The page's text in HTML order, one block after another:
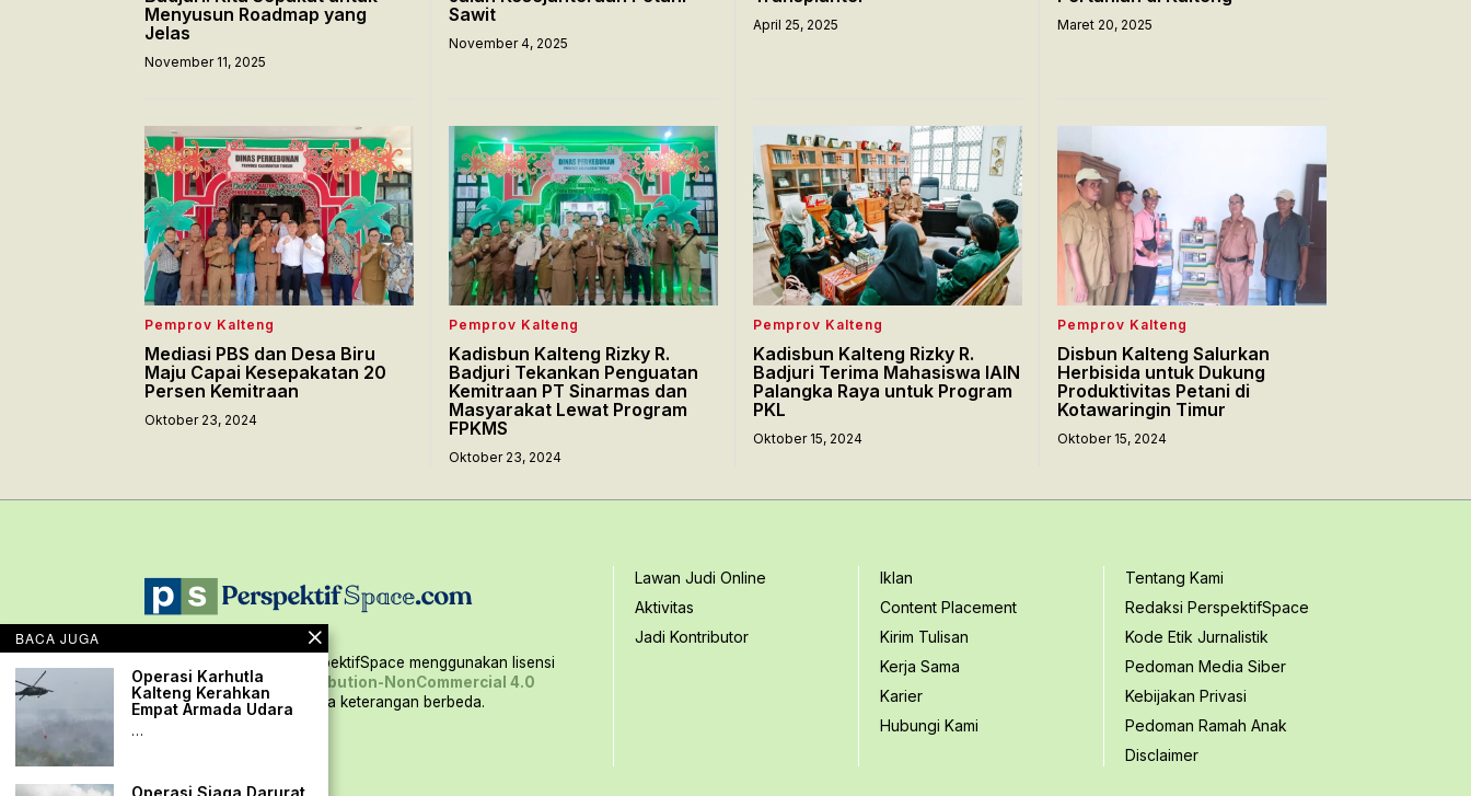
Menyusun Roadmap yang
Jelas
November 11, 2025
Sawit
November 4, 2025
April 25, 2025 Maret 20, 2025
Pemprov Kalteng
Mediasi PBS dan Desa Biru
Maju Capai Kesepakatan 20
Persen Kemitraan
Oktober 23, 2024
Pemprov Kalteng
Kadisbun Kalteng Rizky R.
Badjuri Tekankan Penguatan
Kemitraan PT Sinarmas dan
Masyarakat Lewat Program
FPKMS
Oktober 23, 2024
Pemprov Kalteng
Kadisbun Kalteng Rizky R.
Badjuri Terima Mahasiswa IAIN
Palangka Raya untuk Program
PKL
Oktober 15, 2024
Pemprov Kalteng
Disbun Kalteng Salurkan
Herbisida untuk Dukung
Produktivitas Petani di
Kotawaringin Timur
Oktober 15, 2024
Seluruh konten situs PerspektifSpace menggunakan lisensi
Creative Commons Attribution-NonCommercial 4.0
International,kecuali ada keterangan berbeda.
Lawan Judi Online
Aktivitas
Jadi Kontributor
Iklan
Content Placement
Kirim Tulisan
Kerja Sama
Karier
Hubungi Kami
Tentang Kami
Redaksi PerspektifSpace
Kode Etik Jurnalistik
Pedoman Media Siber
Kebijakan Privasi
Pedoman Ramah Anak
Disclaimer
BACA JUGA
Operasi Karhutla
Kalteng Kerahkan
Empat Armada Udara
…
Operasi Siaga Darurat